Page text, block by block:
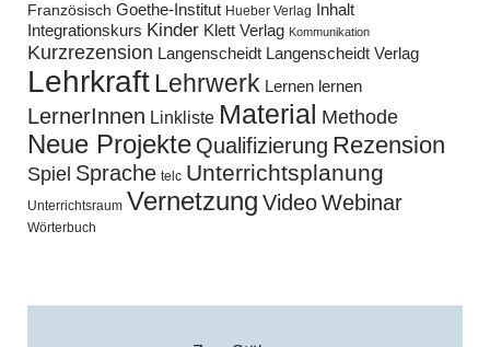
Französisch Goethe-Institut Hueber Verlag
Inhalt
Integrationskurs Kinder Klett Verlag Kommunikation
Kurzrezension Langenscheidt Langenscheidt Verlag
LehrkraftLehrwerk Lernen lernen
LernerInnen Linkliste Material Methode
Neue Projekte Qualifizierung Rezension
Spiel Sprache telc Unterrichtsplanung
Unterrichtsraum Vernetzung VideoWebinar
Wörterbuch